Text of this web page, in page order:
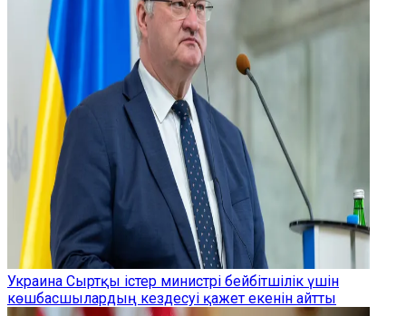
Украина Сыртқы істер министрі бейбітшілік үшін
көшбасшылардың кездесуі қажет екенін айтты